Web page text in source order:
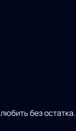
без остатка.